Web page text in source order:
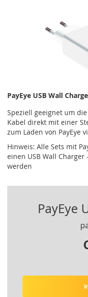
PayEye USB Wall
Speziell geeignet um
Kabel direkt mit einer
zum Laden von PayEye
Hinweis: Alle Sets mit
einen USB Wall
werden
PayEye